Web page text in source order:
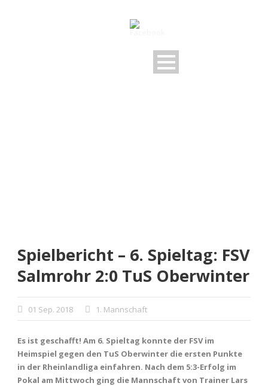
Spielbericht – 6. Spieltag: FSV
Salmrohr 2:0 TuS Oberwinter
01 Sep. 2018 1. Mannschaft
Es ist geschafft! Am 6. Spieltag konnte der FSV im
Heimspiel gegen den TuS Oberwinter die ersten Punkte
in der Rheinlandliga einfahren. Nach dem 5:3-Erfolg im
Pokal am Mittwoch ging die Mannschaft von Trainer Lars